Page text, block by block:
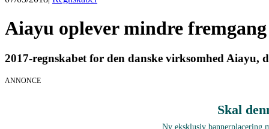
Aiayu oplever mindre fremgang
2017-regnskabet for den danske virksomhed Aiayu,
ANNONCE
Skal
Ny eksklusiv bannerplacering